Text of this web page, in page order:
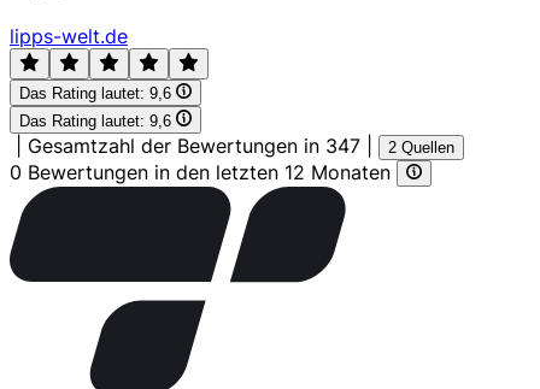
lipps-welt.de
Das Rating lautet: 9,6
Das Rating lautet: 9,6
Gesamtzahl der Bewertungen in 347 2 Quellen
0 Bewertungen in den letzten 12 Monaten